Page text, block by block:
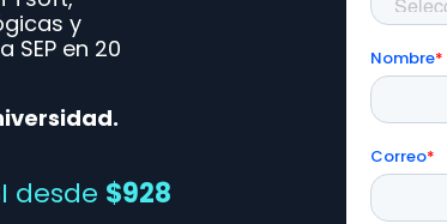
y
en 20
desde $928